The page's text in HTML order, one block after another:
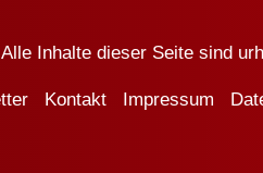
Inhalte dieser Seite sind
Kontakt Impressum